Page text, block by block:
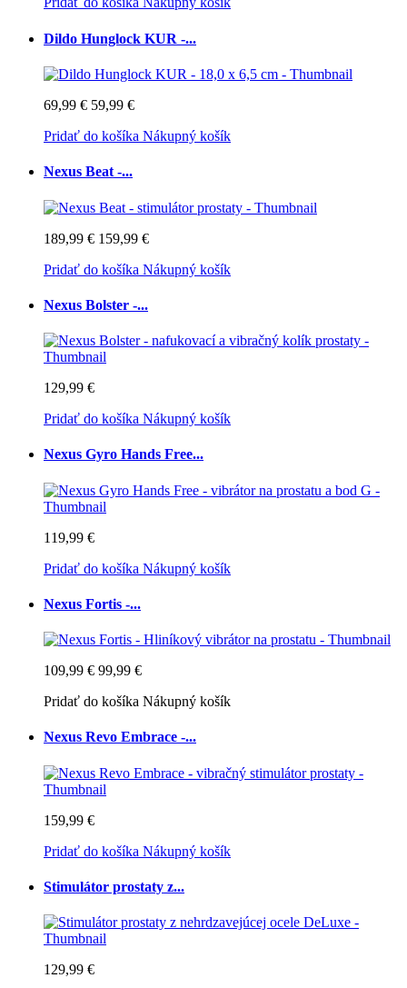
Dildo Hunglock KUR -...
69,99 € 59,99 €
Pridať do košíka Nákupný košík
Nexus Beat -...
189,99 € 159,99 €
Pridať do košíka Nákupný košík
Nexus Bolster -...
129,99 €
Pridať do košíka Nákupný košík
Nexus Gyro Hands Free...
119,99 €
Pridať do košíka Nákupný košík
Nexus Fortis -...
109,99 € 99,99 €
Pridať do košíka Nákupný košík
Nexus Revo Embrace -...
159,99 €
Pridať do košíka Nákupný košík
Stimulátor prostaty z...
129,99 €